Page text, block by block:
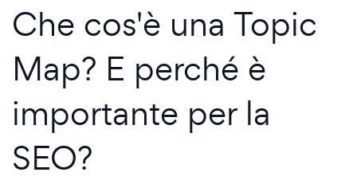
Che cos'è una Topic
Map? E perché è
importante per la
SEO?